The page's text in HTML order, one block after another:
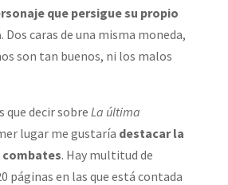
que persigue su propio
. Dos caras de una misma moneda,
son tan buenos, ni los malos
que decir sobre La última
lugar me gustaría destacar la
combates. Hay multitud de
páginas en las que está contada